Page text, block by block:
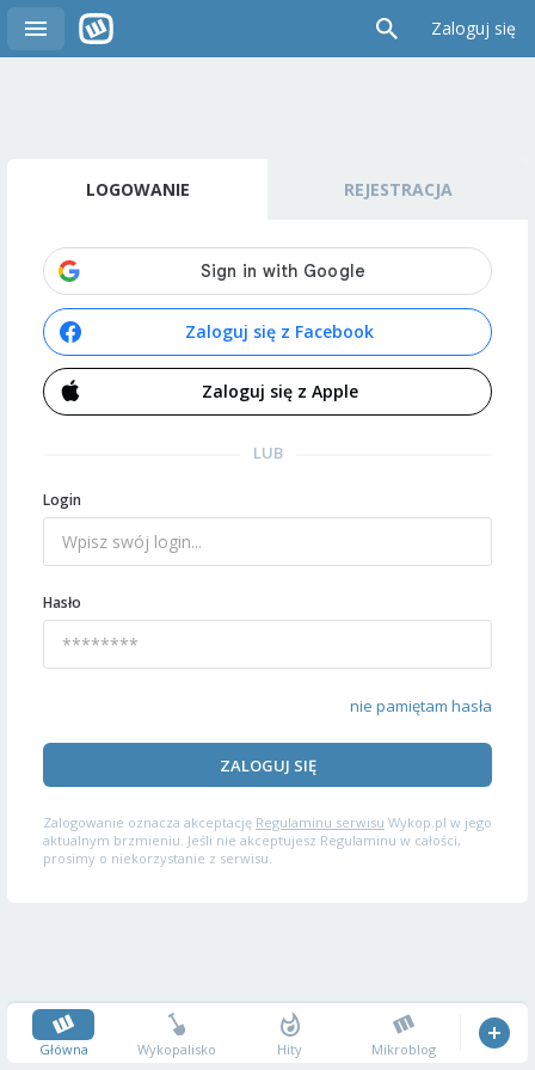
Zaloguj się
LOGOWANIE REJESTRACJA
Zaloguj się z Facebook
Zaloguj się z Apple
LUB
Login
Hasło
nie pamiętam hasła
ZALOGUJ SIĘ
Zalogowanie oznacza akceptację Regulaminu serwisu Wykop.pl w jego
aktualnym brzmieniu. Jeśli nie akceptujesz Regulaminu w całości,
prosimy o niekorzystanie z serwisu.
Główna Wykopalisko Hity Mikroblog